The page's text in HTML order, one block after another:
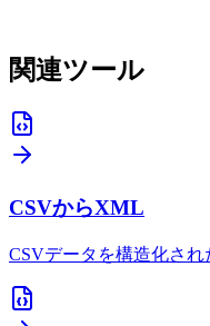
関連ツール
CSVからXML
CSVデータを構造化され